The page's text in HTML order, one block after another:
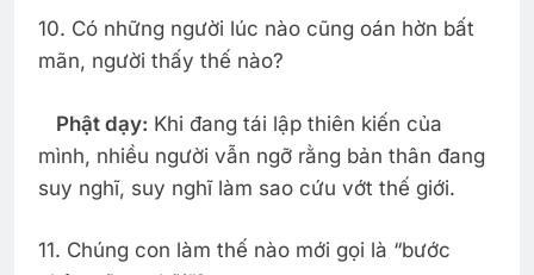
10. Có những người lúc nào cũng oán hờn bất
mãn, người thấy thế nào?
Phật dạy: Khi đang tái lập thiên kiến của
mình, nhiều người vẫn ngỡ rằng bản thân đang
suy nghĩ, suy nghĩ làm sao cứu vớt thế giới.
11. Chúng con làm thế nào mới gọi là “bước